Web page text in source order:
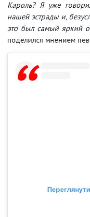
Кароль? Я уже
нашей эстрады и,
это был самый яркий
поделился мнением